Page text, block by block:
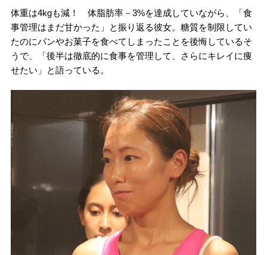
体重は4kgも減！ 体脂肪率－3%を達成していながら、「食
事管理はまだ甘かった」と振り返る彼女。糖質を制限してい
たのにパンやお菓子を食べてしまったことを後悔しているそ
うで、「後半は徹底的に食事を管理して、さらにキレイに痩
せたい」と語っている。